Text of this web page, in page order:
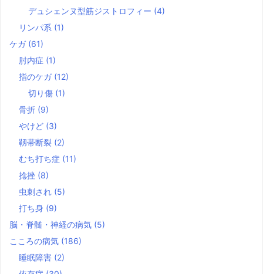
デュシェンヌ型筋ジストロフィー (4)
リンパ系 (1)
ケガ (61)
肘内症 (1)
指のケガ (12)
切り傷 (1)
骨折 (9)
やけど (3)
靱帯断裂 (2)
むち打ち症 (11)
捻挫 (8)
虫刺され (5)
打ち身 (9)
脳・脊髄・神経の病気 (5)
こころの病気 (186)
睡眠障害 (2)